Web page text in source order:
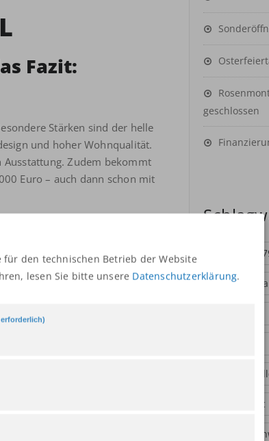
Fazit:
Stärken sind der helle
und hoher Wohnqualität.
Ausstattung. Zudem bekommt
Euro – auch dann schon mit
670-dl-einzeltest/
weniger
geschlossen
Adria Adora
Adria
Adria Sonic
Adria
für den technischen Betrieb der Website
lesen Sie bitte unsere Datenschutzerklärung.